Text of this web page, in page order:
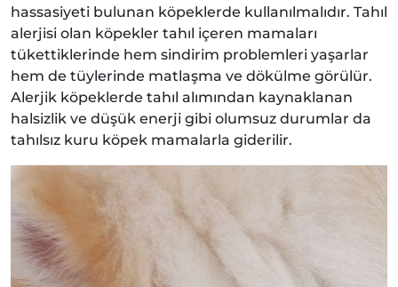
hassasiyeti bulunan köpeklerde kullanılmalıdır. Tahıl
alerjisi olan köpekler tahıl içeren mamaları
tükettiklerinde hem sindirim problemleri yaşarlar
hem de tüylerinde matlaşma ve dökülme görülür.
Alerjik köpeklerde tahıl alımından kaynaklanan
halsizlik ve düşük enerji gibi olumsuz durumlar da
tahılsız kuru köpek mamalarla giderilir.